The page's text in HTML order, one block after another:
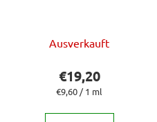
durchschnittliche
ist
Ausverkauft
€19,20
Verkaufspreis:
€9,60 / 1 ml